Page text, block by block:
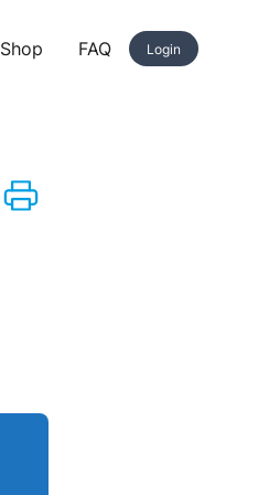
Shop FAQ Login